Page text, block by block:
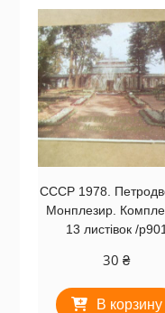
СССР 1978.
Монплезир.
13 листівок /р901
30₴
В корзину